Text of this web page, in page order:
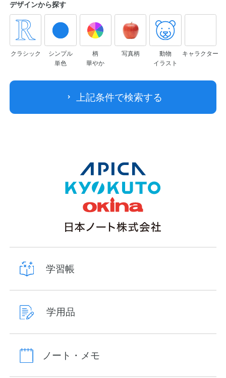
デザインから探す
クラシック
シンプル
単色
柄
華やか
写真柄
動物
イラスト
キャラクター
上記条件で検索する
学習帳
学用品
ノート・メモ